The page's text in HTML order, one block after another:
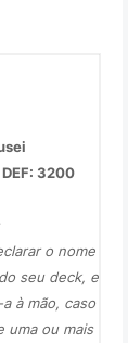
3200
o nome
seu deck, e
à mão, caso
uma ou mais